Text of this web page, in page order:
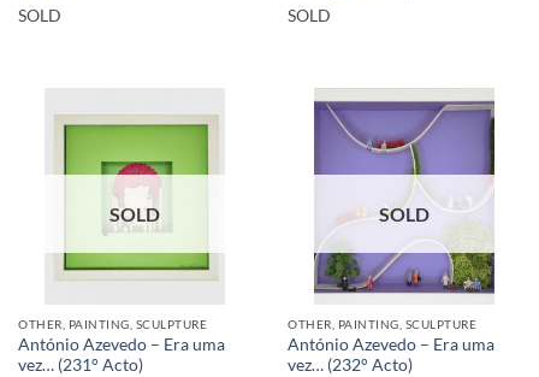
SOLD
SOLD
SOLD
OTHER, PAINTING, SCULPTURE
António Azevedo – Era uma
vez… (231° Acto)
SOLD
OTHER, PAINTING, SCULPTURE
António Azevedo – Era uma
vez… (232° Acto)